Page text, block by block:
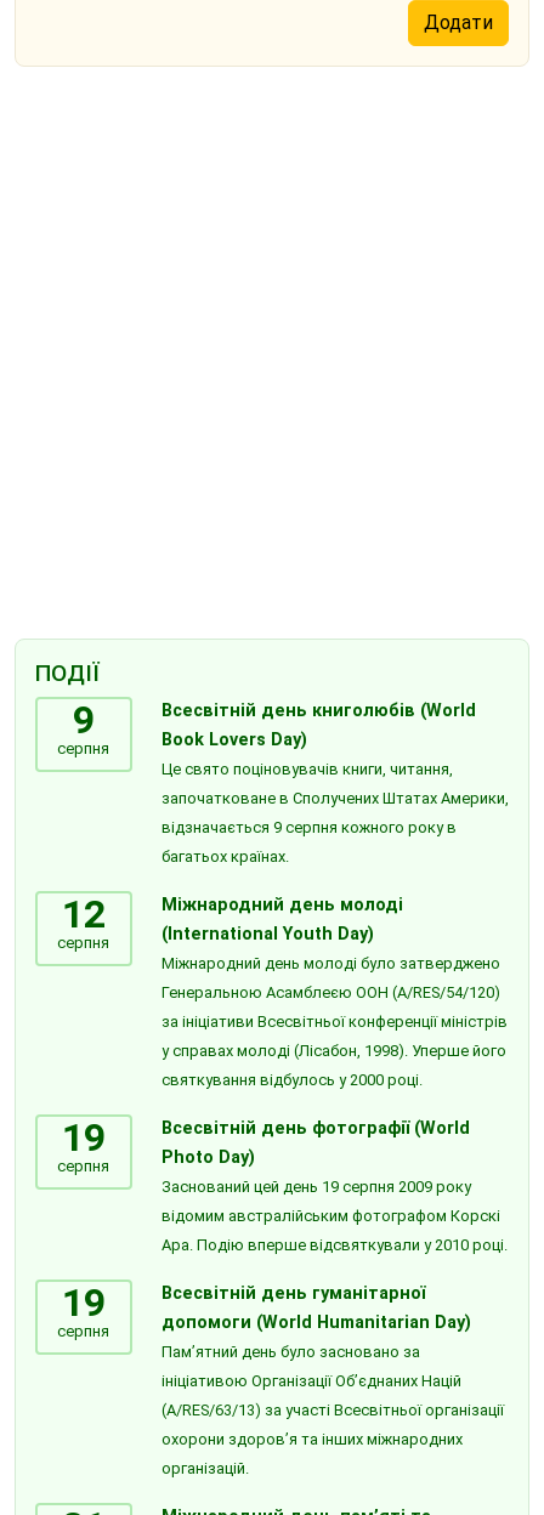
ПОДІЇ
9
серпня
Всесвітній день книголюбів (World
Book Lovers Day)
Це свято поціновувачів книги, читання,
започатковане в Сполучених Штатах Америки,
відзначається 9 серпня кожного року в
багатьох країнах.
12
серпня
Міжнародний день молоді
(International Youth Day)
Міжнародний день молоді було затверджено
Генеральною Асамблеєю ООН (A/RES/54/120)
за ініціативи Всесвітньої конференції міністрів
у справах молоді (Лісабон, 1998). Уперше його
святкування відбулось у 2000 році.
19
серпня
Всесвітній день фотографії (World
Photo Day)
Заснований цей день 19 серпня 2009 року
відомим австралійським фотографом Корскі
Ара. Подію вперше відсвяткували у 2010 році.
19
серпня
Всесвітній день гуманітарної
допомоги (World Humanitarian Day)
Пам’ятний день було засновано за
ініціативою Організації Об’єднаних Націй
(A/RES/63/13) за участі Всесвітньої організації
охорони здоров’я та інших міжнародних
організацій.